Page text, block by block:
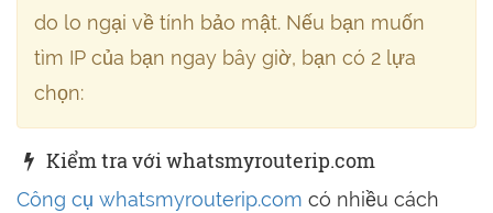
do lo ngại về tính bảo mật. Nếu bạn muốn
tìm IP của bạn ngay bây giờ, bạn có 2 lựa
chọn:
Kiểm tra với whatsmyrouterip.com
Công cụ whatsmyrouterip.com có nhiều cách